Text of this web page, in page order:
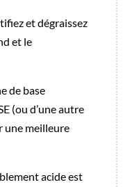
et dégraissez
et le
de base
(ou d’une autre
une meilleure
acide est